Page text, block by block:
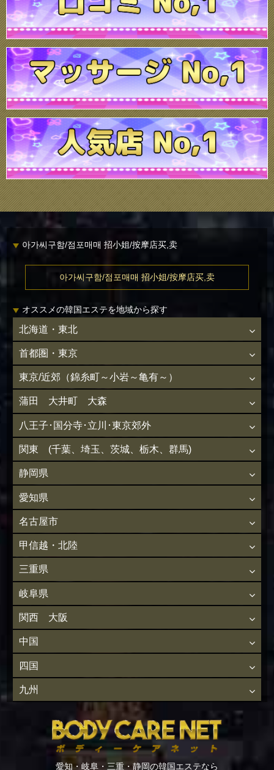
아가씨구함/점포매매 招小姐/按摩店买,卖
아가씨구함/점포매매 招小姐/按摩店买,卖
オススメの韓国エステを地域から探す
北海道・東北
首都圏・東京
東京/近郊（錦糸町～小岩～亀有～）
蒲田 大井町 大森
八王子･国分寺･立川･東京郊外
関東 (千葉、埼玉、茨城、栃木、群馬)
静岡県
愛知県
名古屋市
甲信越・北陸
三重県
岐阜県
関西 大阪
中国
四国
九州
愛知・岐阜・三重・静岡の韓国エステなら